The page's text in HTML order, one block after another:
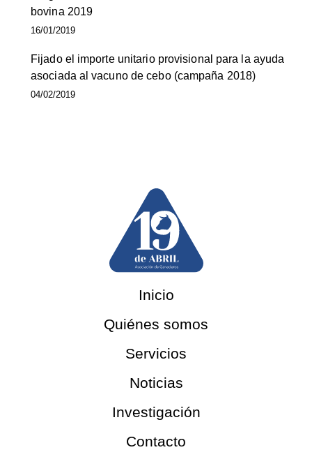
bovina 2019
16/01/2019
Fijado el importe unitario provisional para la ayuda
asociada al vacuno de cebo (campaña 2018)
04/02/2019
Inicio
Quiénes somos
Servicios
Noticias
Investigación
Contacto